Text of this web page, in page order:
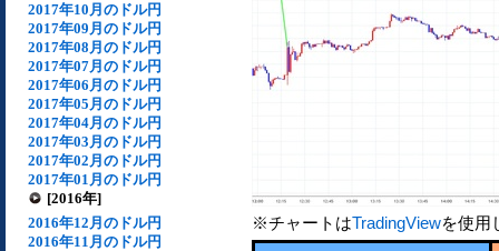
2017年10月のドル円
2017年09月のドル円
2017年08月のドル円
2017年07月のドル円
2017年06月のドル円
2017年05月のドル円
2017年04月のドル円
2017年03月のドル円
2017年02月のドル円
2017年01月のドル円
[2016年]
2016年12月のドル円
2016年11月のドル円
※チャートはTradingViewを使用